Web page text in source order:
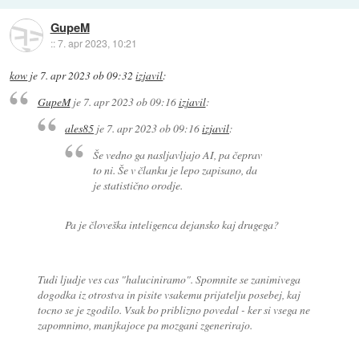
GupeM
::7. apr 2023, 10:21
kow je 7. apr 2023 ob 09:32 izjavil:
GupeMje 7. apr 2023 ob 09:16izjavil:
ales85 je 7. apr 2023 ob 09:16izjavil:
Še vedno ga nasljavljajo AI, pa čeprav
to ni. Še v članku je lepo zapisano, da
je statistično orodje.
Pa je človeška inteligenca dejansko kaj drugega?
Tudi ljudje ves cas "haluciniramo". Spomnite se zanimivega
dogodka iz otrostva in pisite vsakemu prijatelju posebej, kaj
tocno se je zgodilo. Vsak bo priblizno povedal - ker si vsega ne
zapomnimo, manjkajoce pa mozgani zgenerirajo.